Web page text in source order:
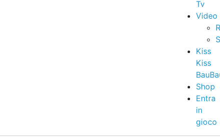
Tv
Video
Kiss
Kiss
Shop
Entra
in
gioco